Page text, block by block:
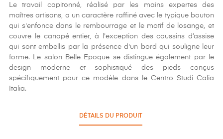
Le travail capitonné, réalisé par les mains expertes des
maîtres artisans, a un caractère raffiné avec le typique bouton
qui s'enfonce dans le rembourrage et le motif de losange, et
couvre le canapé entier, à l'exception des coussins d’assise
qui sont embellis par la présence d'un bord qui souligne leur
forme. Le salon Belle Epoque se distingue également par le
design moderne et sophistiqué des pieds conçus
spécifiquement pour ce modèle dans le Centro Studi Calia
Italia.
DÉTAILS DU PRODUIT